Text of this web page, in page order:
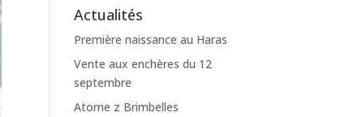
Actualités
Première naissance au Haras
Vente aux enchères du 12
septembre
Atome z Brimbelles